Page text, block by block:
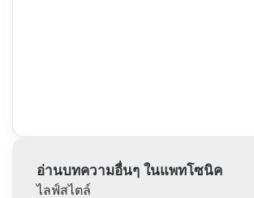
อ่านบทความอื่นๆ ในแพทโซนิค
ไลฟ์สไตล์